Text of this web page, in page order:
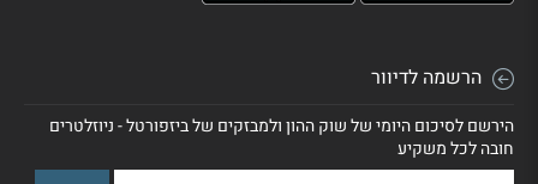
הרשמה לדיוור
הירשם לסיכום היומי של שוק ההון ולמבזקים של ביזפורטל - ניוזלטרים
חובה לכל משקיע